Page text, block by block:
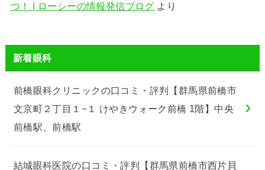
つ！ | ローシーの情報発信ブログ より
新着眼科
前橋眼科クリニックの口コミ・評判【群馬県前橋市
文京町２丁目１−１ けやきウォーク前橋 1階】中央
前橋駅、前橋駅
結城眼科医院の口コミ・評判【群馬県前橋市西片貝